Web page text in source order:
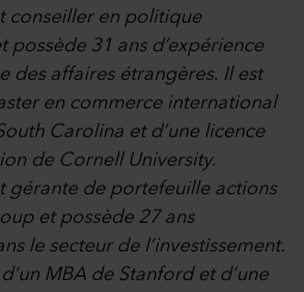
conseiller en politique
possède 31 ans d’expérience
des affaires étrangères. Il est
en commerce international
Carolina et d’une licence
de Cornell University.
gérante de portefeuille actions
et possède 27 ans
le secteur de l’investissement.
MBA de Stanford et d’une